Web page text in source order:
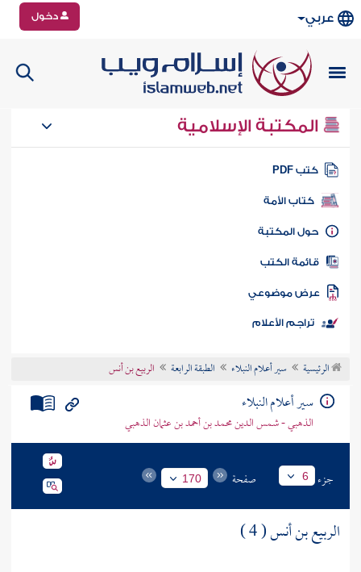
عربي دخول
المكتبة الإسلامية
كتب PDF
كتاب الأمة
المكتبة
الكتب
موضوعي
تراجم الأعلام
الرئيسية سير أعلام النبلاء الطبقة الرابعة الربيع بن أنس
سير أعلام النبلاء
الذهبي - شمس الدين محمد بن أحمد بن عثمان الذهبي
جزء 6 صفحة 170
الربيع بن أنس ( 4 )